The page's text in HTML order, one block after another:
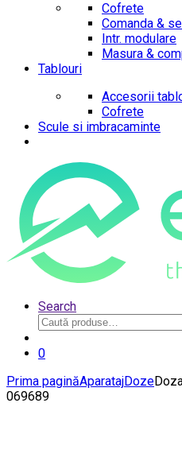
Cofrete
Comanda &
Intr. modulare
Masura &
Tablouri
Accesorii
Cofrete
Scule si imbracaminte
Search
Caută
după:
0
Prima paginăAparatajDoze
069689